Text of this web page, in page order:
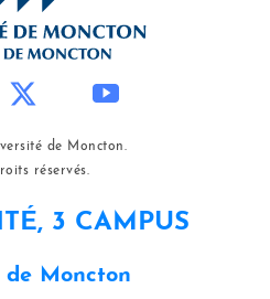
de Moncton.
réservés.
3 CAMPUS
de Moncton